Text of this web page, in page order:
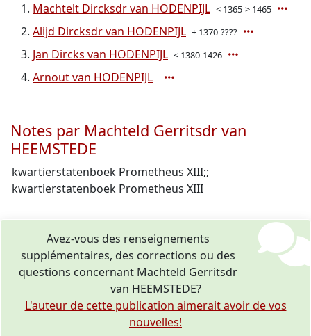
Machtelt Dircksdr van HODENPIJL < 1365-> 1465
Alijd Dircksdr van HODENPIJL ± 1370-????
Jan Dircks van HODENPIJL < 1380-1426
Arnout van HODENPIJL
Notes par Machteld Gerritsdr van
HEEMSTEDE
kwartierstatenboek Prometheus XIII;;
kwartierstatenboek Prometheus XIII
Avez-vous des renseignements
supplémentaires, des corrections ou des
questions concernant Machteld Gerritsdr
van HEEMSTEDE?
L'auteur de cette publication aimerait avoir de vos
nouvelles!